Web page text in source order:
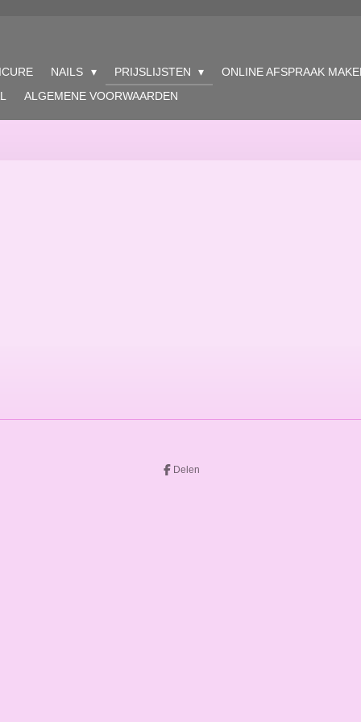
NAILS PRIJSLIJSTEN
ONLINE AFSPRAAK
ALGEMENE VOORWAARDEN
Delen